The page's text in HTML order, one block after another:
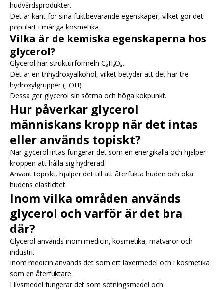
hudvårdsprodukter.
Det är känt för sina fuktbevarande egenskaper, vilket gör det
populärt i många kosmetika.
Vilka är de kemiska egenskaperna hos
glycerol?
Glycerol har strukturformeln C₃H₈O₃.
Det är en trihydroxyalkohol, vilket betyder att det har tre
hydroxylgrupper (–OH).
Dessa ger glycerol sin sötma och höga kokpunkt.
Hur påverkar glycerol
människans kropp när det intas
eller används topiskt?
När glycerol intas fungerar det som en energikälla och hjälper
kroppen att hålla sig hydrerad.
Använt topiskt, hjälper det till att återfukta huden och öka
hudens elasticitet.
Inom vilka områden används
glycerol och varför är det bra
där?
Glycerol används inom medicin, kosmetika, matvaror och
industri.
Inom medicin används det som ett laxermedel och i kosmetika
som en återfuktare.
I livsmedel fungerar det som sötningsmedel och